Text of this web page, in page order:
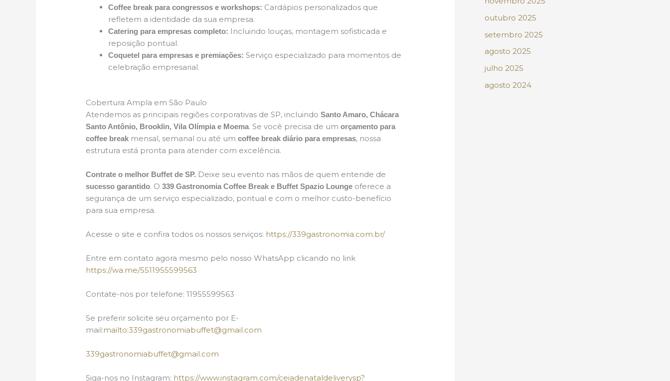
Coffee break para congressos e workshops: Cardápios personalizados que
refletem a identidade da sua empresa.
Catering para empresas completo: Incluindo louças, montagem sofisticada e
reposição pontual.
Coquetel para empresas e premiações: Serviço especializado para momentos de
celebração empresarial.
Cobertura Ampla em São Paulo
Atendemos as principais regiões corporativas de SP, incluindoSanto Amaro, Chácara
Santo Antônio, Brooklin, Vila Olímpia e Moema. Se você precisa de umorçamento para
coffee break mensal, semanal ou até umcoffee break diário para empresas, nossa
estrutura está pronta para atender com excelência.
Contrate o melhor Buffet de SP. Deixe seu evento nas mãos de quem entende de
sucesso garantido. O339 Gastronomia Coffee Break e Buffet Spazio Lounge oferece a
segurança de um serviço especializado, pontual e com o melhor custo-benefício
para sua empresa.
Acesse o site e confira todos os nossos serviços: https://339gastronomia.com.br/
Entre em contato agora mesmo pelo nosso WhatsApp clicando no link
https://wa.me/5511955599563
Contate-nos por telefone: 11955599563
Se preferir solicite seu orçamento por E-
mail:mailto:339gastronomiabuffet@gmail.com
339gastronomiabuffet@gmail.com
Siga-nos no Instagram: https://www.instagram.com/ceiadenataldeliverysp?
outubro 2025
setembro 2025
agosto 2025
julho 2025
agosto 2024